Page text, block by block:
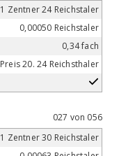
1 Zentner 24 Reichstaler
0,00050 Reichstaler
0,34 fach
Preis 20. 24 Reichsthaler
027 von 056
1 Zentner 30 Reichstaler